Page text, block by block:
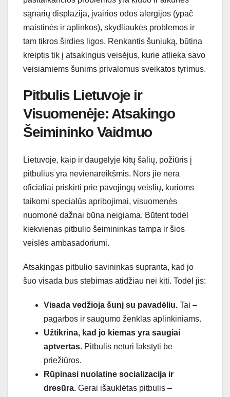
sąnarių displazija, įvairios odos alergijos (ypač
maistinės ir aplinkos), skydliaukės problemos ir
tam tikros širdies ligos. Renkantis šuniuką, būtina
kreiptis tik į atsakingus veisėjus, kurie atlieka savo
veisiamiems šunims privalomus sveikatos tyrimus.
Pitbulis Lietuvoje ir
Visuomenėje: Atsakingo
Šeimininko Vaidmuo
Lietuvoje, kaip ir daugelyje kitų šalių, požiūris į
pitbulius yra nevienareikšmis. Nors jie nėra
oficialiai priskirti prie pavojingų veislių, kurioms
taikomi specialūs apribojimai, visuomenės
nuomonė dažnai būna neigiama. Būtent todėl
kiekvienas pitbulio šeimininkas tampa ir šios
veislės ambasadoriumi.
Atsakingas pitbulio savininkas supranta, kad jo
šuo visada bus stebimas atidžiau nei kiti. Todėl jis:
Visada vedžioja šunį su pavadėliu. Tai –
pagarbos ir saugumo ženklas aplinkiniams.
Užtikrina, kad jo kiemas yra saugiai
aptvertas. Pitbulis neturi lakstyti be
priežiūros.
Rūpinasi nuolatine socializacija ir
dresūra. Gerai išauklėtas pitbulis –